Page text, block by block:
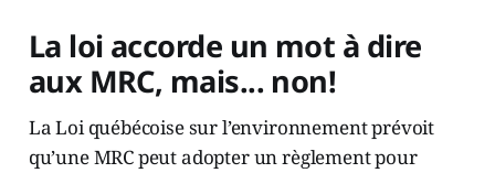
La loi accorde un mot à dire
aux MRC, mais... non!
La Loi québécoise sur l’environnement prévoit
qu’une MRC peut adopter un règlement pour